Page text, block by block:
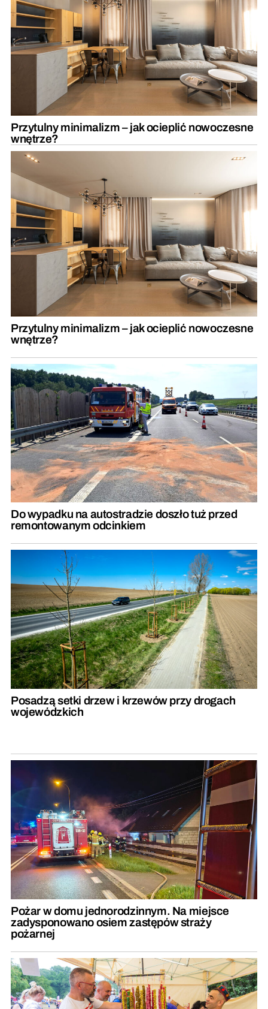
Przytulny minimalizm – jak ocieplić nowoczesne
wnętrze?
Przytulny minimalizm – jak ocieplić nowoczesne
wnętrze?
Do wypadku na autostradzie doszło tuż przed
remontowanym odcinkiem
Posadzą setki drzew i krzewów przy drogach
wojewódzkich
Pożar w domu jednorodzinnym. Na miejsce
zadysponowano osiem zastępów straży
pożarnej